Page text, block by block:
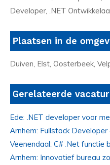
Developer, .NET
Plaatsen in de
Duiven, Elst, Oosterbeek,
Gerelateerde
Ede: .NET developer voor
Arnhem: Fullstack Developer
Veenendaal: C# .Net functie
Arnhem: Innovatief bureau